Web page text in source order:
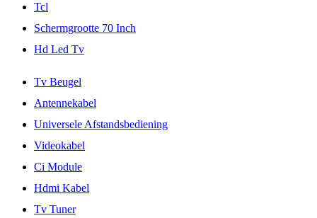
Tcl
Schermgrootte 70 Inch
Hd Led Tv
Tv Beugel
Antennekabel
Universele Afstandsbediening
Videokabel
Ci Module
Hdmi Kabel
Tv Tuner